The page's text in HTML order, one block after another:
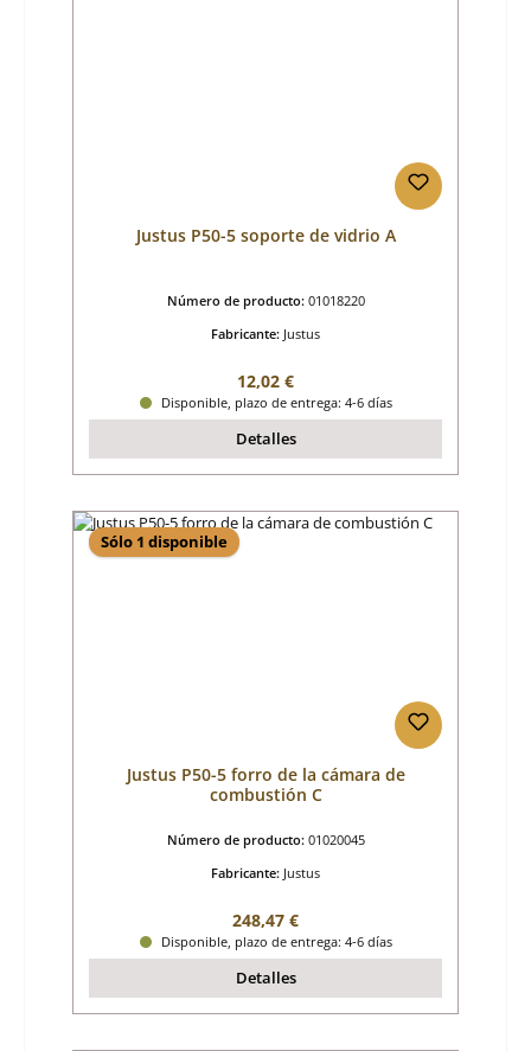
Justus P50-5 soporte de vidrio A
Número de producto: 01018220
Fabricante: Justus
Precio normal:
12,02 €
Disponible, plazo de entrega: 4-6 días
Detalles
Sólo 1 disponible
Justus P50-5 forro de la cámara de
combustión C
Número de producto: 01020045
Fabricante: Justus
Precio normal:
248,47 €
Disponible, plazo de entrega: 4-6 días
Detalles